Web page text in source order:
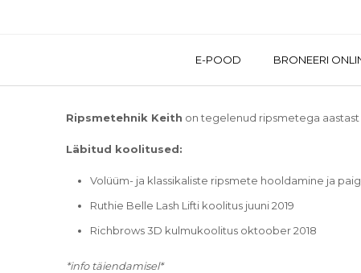
E-POOD BRONEERI
Ripsmetehnik Keith on tegelenud ripsmetega aastast
Läbitud koolitused:
Volüüm- ja klassikaliste ripsmete hooldamine ja
Ruthie Belle Lash Lifti koolitus juuni 2019
Richbrows 3D kulmukoolitus oktoober 2018
*info täiendamisel*